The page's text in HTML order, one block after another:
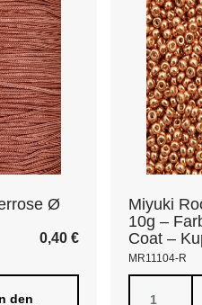
Ø
0,40 €
den
Miyuki
10g –
Coat –
MR11104-R